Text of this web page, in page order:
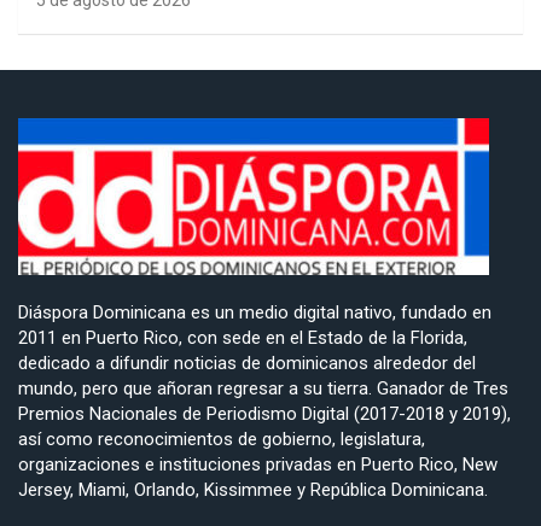
Diáspora Dominicana es un medio digital nativo, fundado en
2011 en Puerto Rico, con sede en el Estado de la Florida,
dedicado a difundir noticias de dominicanos alrededor del
mundo, pero que añoran regresar a su tierra. Ganador de Tres
Premios Nacionales de Periodismo Digital (2017-2018 y 2019),
así como reconocimientos de gobierno, legislatura,
organizaciones e instituciones privadas en Puerto Rico, New
Jersey, Miami, Orlando, Kissimmee y República Dominicana.